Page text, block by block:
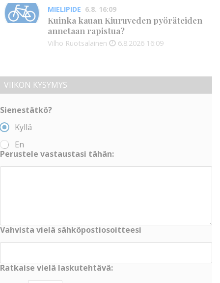
MIELIPIDE 6.8. 16:09
Kuinka kauan Kiuruveden pyöräteiden
annetaan rapistua?
Vilho Ruotsalainen 6.8.2026 16:09
VIIKON KYSYMYS
Sienestätkö?
Kyllä
En
Perustele vastaustasi tähän:
Vahvista vielä sähköpostiosoitteesi
Ratkaise vielä laskutehtävä: